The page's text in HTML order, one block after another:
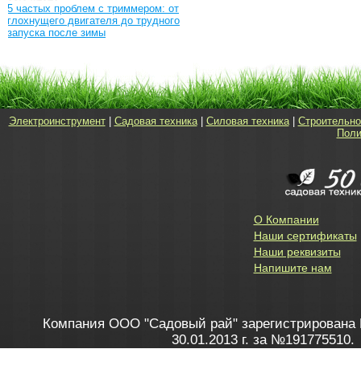
5 частых проблем с триммером: от
глохнущего двигателя до трудного
запуска после зимы
Электроинструмент| Садовая техника| Силовая техника|
О Компании
Наши сертификаты
Наши реквизиты
Напишите нам
Компания ООО "Садовый рай" зарегистрирована
30.01.2013 г. за №191775510.